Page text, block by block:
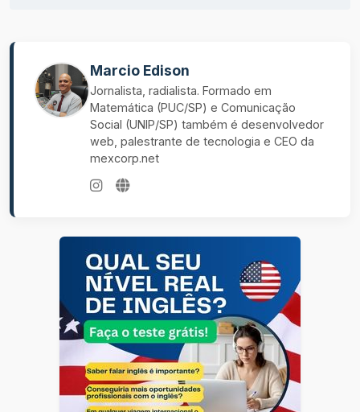
Marcio Edison
Jornalista, radialista. Formado em
Matemática (PUC/SP) e Comunicação
Social (UNIP/SP) também é desenvolvedor
web, palestrante de tecnologia e CEO da
mexcorp.net